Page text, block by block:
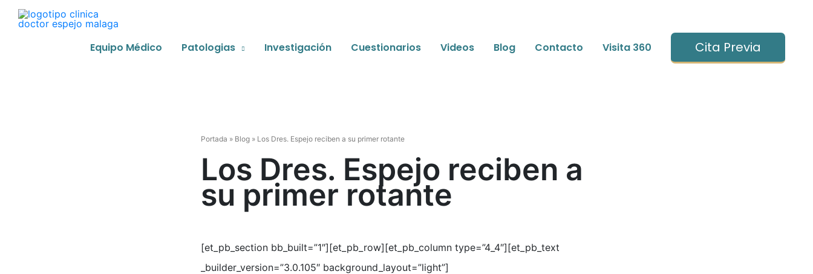
Equipo Médico Patologias Investigación Cuestionarios Videos Blog Contacto Visita 360 Cita Previa
Portada » Blog » Los Dres. Espejo reciben a su primer rotante
Los Dres. Espejo reciben a
su primer rotante
[et_pb_section bb_built=”1″][et_pb_row][et_pb_column type=”4_4″][et_pb_text
_builder_version=”3.0.105″ background_layout=”light”]